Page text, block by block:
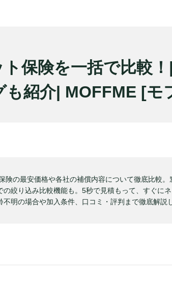
ト保険を一括で比較
も紹介| MOFFME [モ
険の最安価格や各社の補償内容について徹底比較
絞り込み比較機能も。5秒で見積もって、すぐに
不明の場合や加入条件、口コミ・評判まで徹底解説